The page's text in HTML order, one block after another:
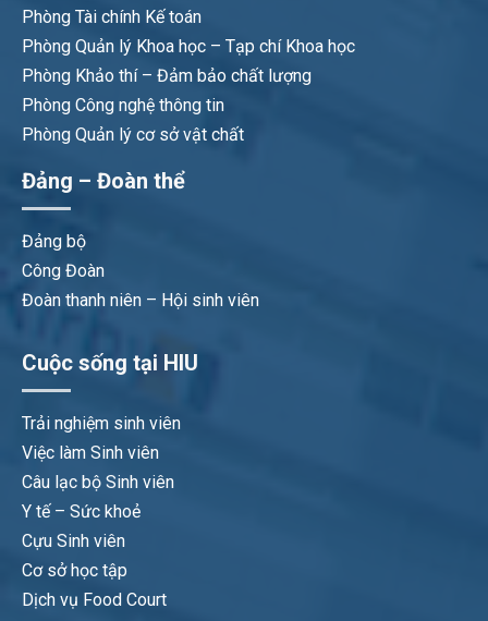
Phòng Tài chính Kế toán
Phòng Quản lý Khoa học – Tạp chí Khoa học
Phòng Khảo thí – Đảm bảo chất lượng
Phòng Công nghệ thông tin
Phòng Quản lý cơ sở vật chất
Đảng – Đoàn thể
Đảng bộ
Công Đoàn
Đoàn thanh niên – Hội sinh viên
Cuộc sống tại HIU
Trải nghiệm sinh viên
Việc làm Sinh viên
Câu lạc bộ Sinh viên
Y tế – Sức khoẻ
Cựu Sinh viên
Cơ sở học tập
Dịch vụ Food Court